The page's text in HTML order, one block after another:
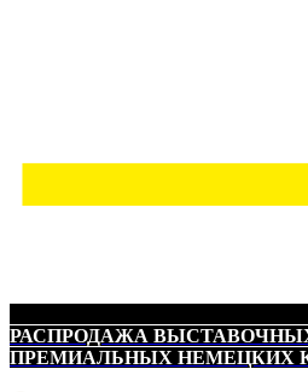
РАСПРОДАЖА
ПРЕМИАЛЬНЫХ НЕМЕЦКИХ